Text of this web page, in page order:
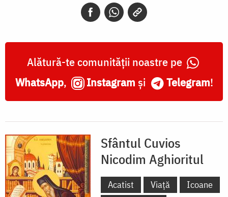
Alătură-te comunității noastre pe
WhatsApp, Instagram și Telegram!
Sfântul Cuvios
Nicodim Aghioritul
Acatist Viață Icoane